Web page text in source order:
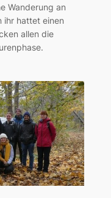
Wanderung an
ihr hattet einen
allen die